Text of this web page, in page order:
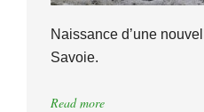
Naissance d’une
Savoie.
Read more